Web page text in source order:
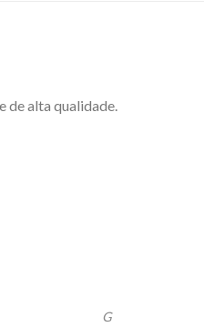
de alta qualidade.
G